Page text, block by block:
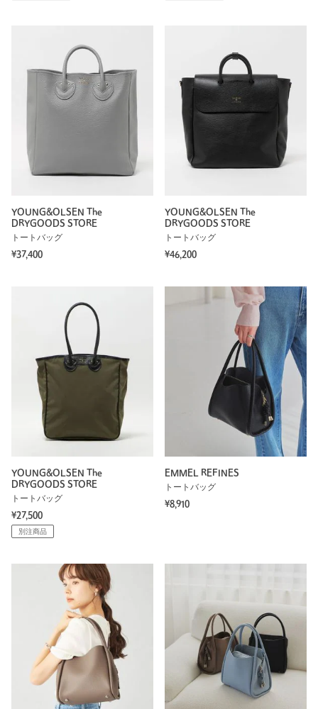
YOUNG&OLSEN The
DRYGOODS STORE
トートバッグ
¥37,400
YOUNG&OLSEN The
DRYGOODS STORE
トートバッグ
¥46,200
YOUNG&OLSEN The
DRYGOODS STORE
トートバッグ
¥27,500
別注商品
EMMEL REFINES
トートバッグ
¥8,910